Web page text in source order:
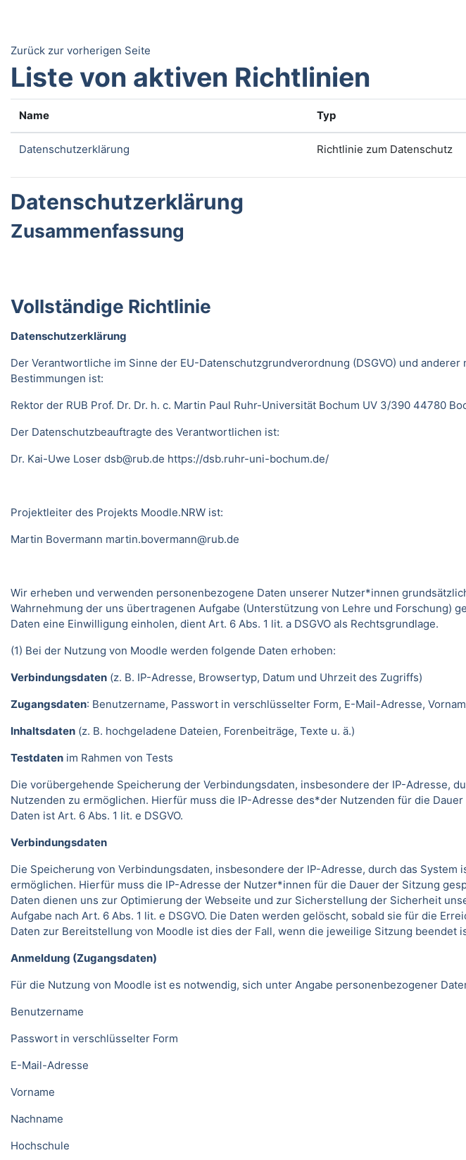
Zurück zur vorherigen Seite
Liste von aktiven Richtlinien
Name Typ
Datenschutzerklärung Richtlinie zum Datenschutz
Datenschutzerklärung
Zusammenfassung
Vollständige Richtlinie
Datenschutzerklärung
Der Verantwortliche im Sinne der EU-Datenschutzgrundverordnung (DSGVO) und
Bestimmungen ist:
Rektor der RUB Prof. Dr. Dr. h. c. Martin Paul Ruhr-Universität Bochum UV 3/390 44780
Der Datenschutzbeauftragte des Verantwortlichen ist:
Dr. Kai-Uwe Loser dsb@rub.de https://dsb.ruhr-uni-bochum.de/
Projektleiter des Projekts Moodle.NRW ist:
Martin Bovermann martin.bovermann@rub.de
Wir erheben und verwenden personenbezogene Daten unserer Nutzer*innen
Wahrnehmung der uns übertragenen Aufgabe (Unterstützung von Lehre und Forschung)
Daten eine Einwilligung einholen, dient Art. 6 Abs. 1 lit. a DSGVO als Rechtsgrundlage.
(1) Bei der Nutzung von Moodle werden folgende Daten erhoben:
Verbindungsdaten (z. B. IP-Adresse, Browsertyp, Datum und Uhrzeit des Zugriffs)
Zugangsdaten: Benutzername, Passwort in verschlüsselter Form, E-Mail-Adresse,
Inhaltsdaten (z. B. hochgeladene Dateien, Forenbeiträge, Texte u. ä.)
Testdaten im Rahmen von Tests
Die vorübergehende Speicherung der Verbindungsdaten, insbesondere der IP-Adresse,
Nutzenden zu ermöglichen. Hierfür muss die IP-Adresse des*der Nutzenden für die
Daten ist Art. 6 Abs. 1 lit. e DSGVO.
Verbindungsdaten
Die Speicherung von Verbindungsdaten, insbesondere der IP-Adresse, durch das
ermöglichen. Hierfür muss die IP-Adresse der Nutzer*innen für die Dauer der Sitzung
Daten dienen uns zur Optimierung der Webseite und zur Sicherstellung der Sicherheit
Aufgabe nach Art. 6 Abs. 1 lit. e DSGVO. Die Daten werden gelöscht, sobald sie für die
Daten zur Bereitstellung von Moodle ist dies der Fall, wenn die jeweilige Sitzung beendet
Anmeldung (Zugangsdaten)
Für die Nutzung von Moodle ist es notwendig, sich unter Angabe personenbezogener
Benutzername
Passwort in verschlüsselter Form
E-Mail-Adresse
Vorname
Nachname
Hochschule